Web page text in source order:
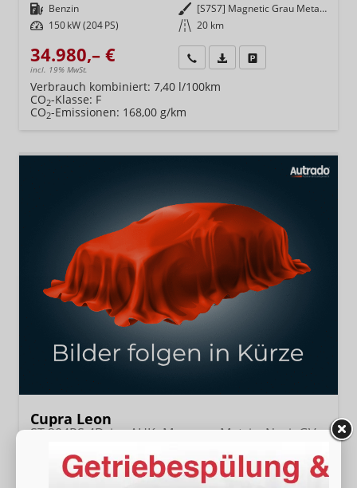
Kraftstoff Benzin Außenfarbe
[S7S7] Magnetic Grau Metallic
Leistung 150 kW (204 PS) Kilometerstand 20 km
34.980,– €
incl. 19% MwSt.
Wir rufen Sie anFahrzeugexposé (PDF)
Verbrauch kombiniert: 7,40 l/100km
CO2-Klasse: F
CO2-Emissionen: 168,00 g/km
Cupra Leon
ST 204PS 4Drive AHK+Mamera+Matrix+Navi+GV4+Kessy+Parklenk+Alarm
19525 Getriebe
Doppelkupplungsgetriebe (DSG)